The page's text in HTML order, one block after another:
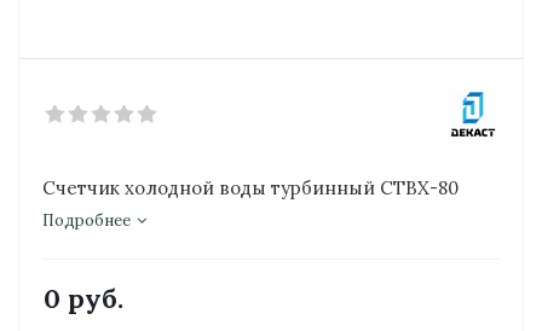
Счетчик холодной воды турбинный СТВХ-80
Подробнее
0 руб.